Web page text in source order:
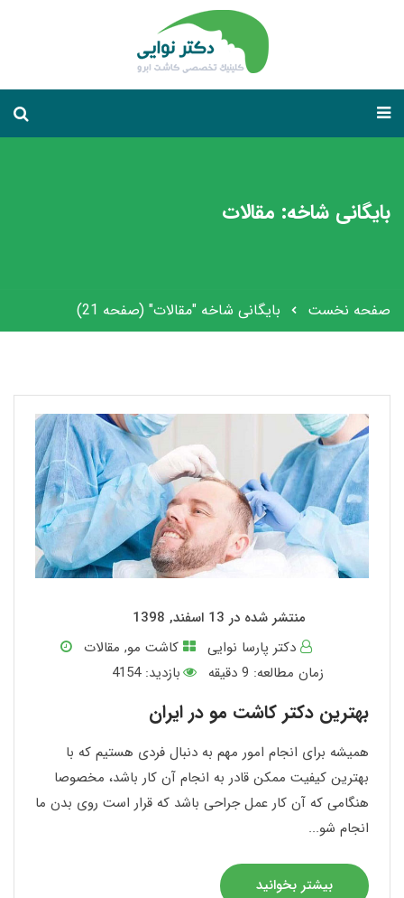
بایگانی شاخه: مقالات
صفحه نخست بایگانی شاخه "مقالات" (صفحه 21)
منتشر شده در 13 اسفند, 1398
دکتر پارسا نوایی
کاشت مو, مقالات
زمان مطالعه: 9 دقیقه بازدید: 4154
بهترین دکتر کاشت مو در ایران
همیشه برای انجام امور مهم به دنبال فردی هستیم که با
بهترین کیفیت ممکن قادر به انجام آن کار باشد، مخصوصا
هنگامی که آن کار عمل جراحی باشد که قرار است روی بدن ما
انجام شو...
بیشتر بخوانید